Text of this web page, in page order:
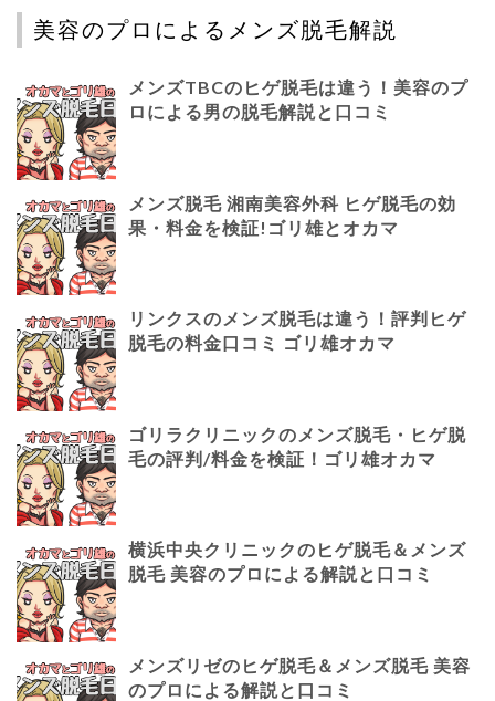
美容のプロによるメンズ脱毛解説
メンズTBCのヒゲ脱毛は違う！美容のプ
ロによる男の脱毛解説と口コミ
メンズ脱毛 湘南美容外科 ヒゲ脱毛の効
果・料金を検証!ゴリ雄とオカマ
リンクスのメンズ脱毛は違う！評判ヒゲ
脱毛の料金口コミ ゴリ雄オカマ
ゴリラクリニックのメンズ脱毛・ヒゲ脱
毛の評判/料金を検証！ゴリ雄オカマ
横浜中央クリニックのヒゲ脱毛＆メンズ
脱毛 美容のプロによる解説と口コミ
メンズリゼのヒゲ脱毛＆メンズ脱毛 美容
のプロによる解説と口コミ